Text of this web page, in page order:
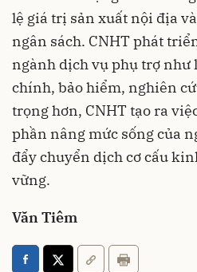
lệ giá trị sản xuất nội địa
ngân sách. CNHT phát
ngành dịch vụ phụ trợ như
chính, bảo hiểm, nghiên
trọng hơn, CNHT tạo ra
phần nâng mức sống của
đẩy chuyển dịch cơ cấu
vững.
Văn Tiêm